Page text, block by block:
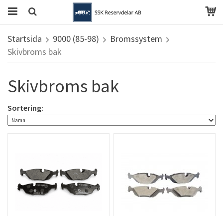
Startsida 9000 (85-98)
Bromssystem
Skivbroms bak
Skivbroms bak
Sortering: